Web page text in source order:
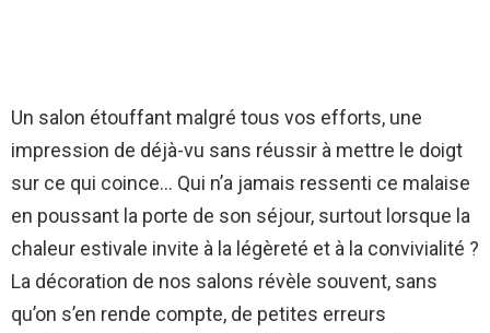
Un salon étouffant malgré tous vos efforts, une
impression de déjà-vu sans réussir à mettre le doigt
sur ce qui coince… Qui n’a jamais ressenti ce malaise
en poussant la porte de son séjour, surtout lorsque la
chaleur estivale invite à la légèreté et à la convivialité ?
La décoration de nos salons révèle souvent, sans
qu’on s’en rende compte, de petites erreurs